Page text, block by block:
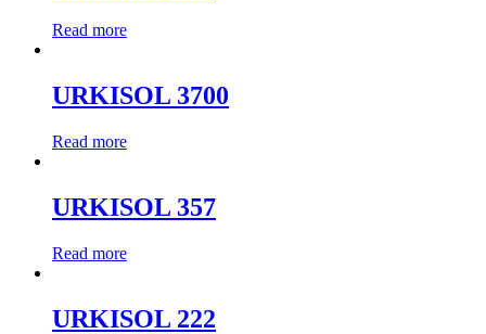
Read more
URKISOL 3700
Read more
URKISOL 357
Read more
URKISOL 222